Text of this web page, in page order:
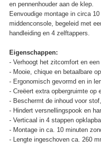
en pennenhouder aan de klep.
Eenvoudige montage in circa
middenconsole, begeleid met
handleiding en 4 zelftappers.
Eigenschappen:
- Verhoogt het zitcomfort en
- Mooie, chique en betaalbare
- Ergonomisch gevormd en in
- Creëert extra opbergruimte op
- Beschermt de inhoud voor
- Hindert versnellingspook en
- Verticaal in 4 stappen
- Montage in ca. 10 minuten
- Lengte ingeschoven ca. 260